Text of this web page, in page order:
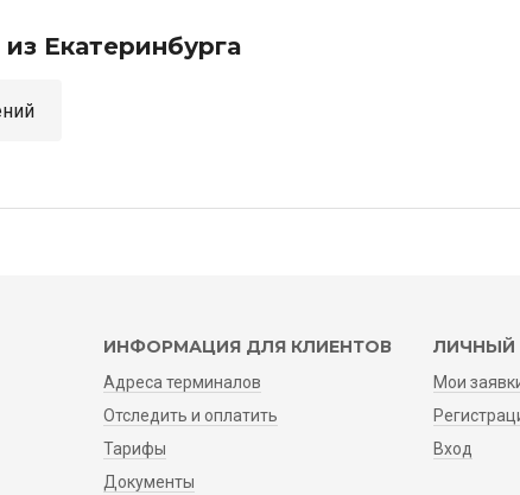
Екатеринбурга
ИНФОРМАЦИЯ ДЛЯ КЛИЕНТОВ
Адреса терминалов
Отследить и оплатить
Тарифы
Документы
ЛИЧНЫЙ
Мои
Вход